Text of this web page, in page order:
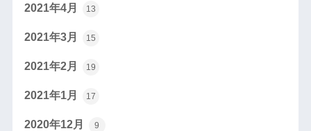
2021年4月 13
2021年3月 15
2021年2月 19
2021年1月 17
2020年12月 9